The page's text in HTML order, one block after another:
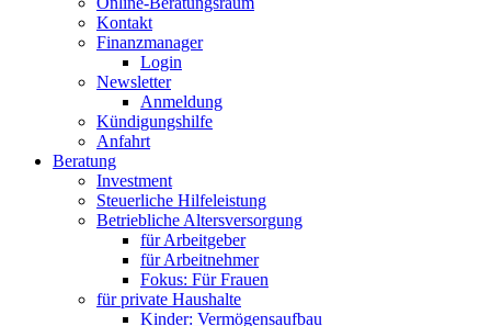
Kontakt
Finanzmanager
Login
Newsletter
Anmeldung
Kündigungshilfe
Anfahrt
Beratung
Investment
Steuerliche Hilfeleistung
Betriebliche Altersversorgung
für Arbeitgeber
für Arbeitnehmer
Fokus: Für Frauen
für private Haushalte
Kinder: Vermögensaufbau